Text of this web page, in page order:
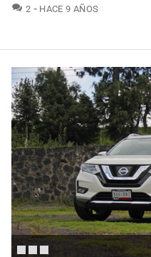
2 COMENTARIOS
HACE 9 AÑOS